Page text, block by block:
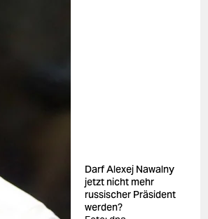
Darf Alexej Nawalny
jetzt nicht mehr
russischer Präsident
werden?